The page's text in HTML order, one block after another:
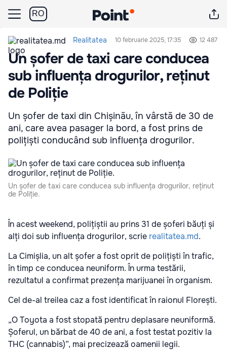
RO
Realitatea 10 februarie 2025, 17:35 12 487
Un șofer de taxi care conducea
sub influența drogurilor, reținut
de Poliție
Un șofer de taxi din Chișinău, în vârstă de 30 de
ani, care avea pasager la bord, a fost prins de
polițiști conducând sub influența drogurilor.
Un șofer de taxi care conducea sub influența drogurilor, reținut
de Poliție.
În acest weekend, polițiștii au prins 31 de șoferi băuți și
alți doi sub influența drogurilor, scrie realitatea.md.
La Cimișlia, un alt șofer a fost oprit de polițiști în trafic,
în timp ce conducea neuniform. În urma testării,
rezultatul a confirmat prezența marijuanei în organism.
Cel de-al treilea caz a fost identificat în raionul Florești.
„O Toyota a fost stopată pentru deplasare neuniformă.
Șoferul, un bărbat de 40 de ani, a fost testat pozitiv la
THC (cannabis)”, mai precizează oamenii legii.